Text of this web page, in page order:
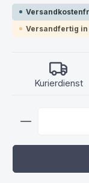
Versandfertig in
Kurierdienst
Produkt